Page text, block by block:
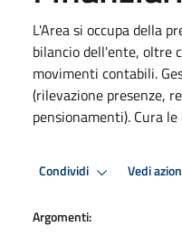
L'Area si occupa della
bilancio dell'ente, oltre
movimenti contabili.
(rilevazione presenze,
pensionamenti). Cura
Condividi Vedi
Argomenti: